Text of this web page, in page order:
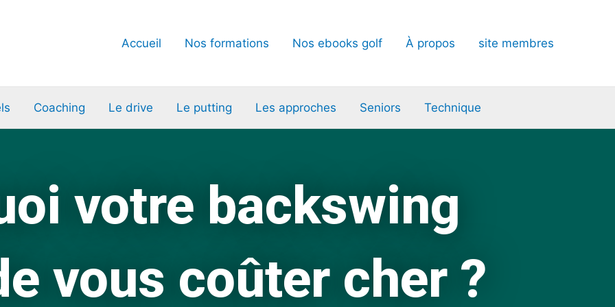
Accueil Nos formations Nos ebooks golf À propos site membres
Coaching Le drive Le putting Les approches Seniors Technique
votre backswing
vous coûter cher ?